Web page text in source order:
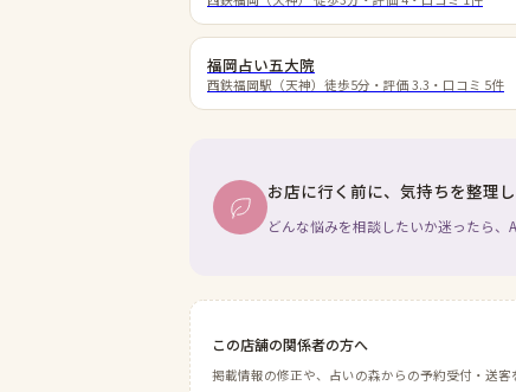
福岡占い五大院
西鉄福岡駅（天神）徒歩5分 ・評価 3.3 ・口コミ 5件
お店に行く前に、気持ちを整理
どんな悩みを相談したいか迷ったら、
この店舗の関係者の方へ
掲載情報の修正や、占いの森からの予約受付・送